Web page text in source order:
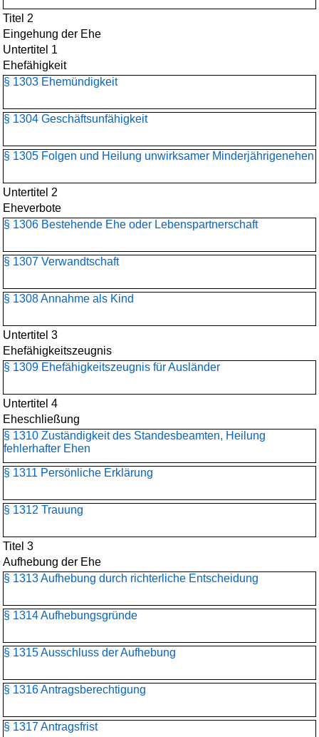
Titel 2
Eingehung der Ehe
Untertitel 1
Ehefähigkeit
§ 1303 Ehemündigkeit
§ 1304 Geschäftsunfähigkeit
§ 1305 Folgen und Heilung unwirksamer Minderjährigenehen
Untertitel 2
Eheverbote
§ 1306 Bestehende Ehe oder Lebenspartnerschaft
§ 1307 Verwandtschaft
§ 1308 Annahme als Kind
Untertitel 3
Ehefähigkeitszeugnis
§ 1309 Ehefähigkeitszeugnis für Ausländer
Untertitel 4
Eheschließung
§ 1310 Zuständigkeit des Standesbeamten, Heilung
fehlerhafter Ehen
§ 1311 Persönliche Erklärung
§ 1312 Trauung
Titel 3
Aufhebung der Ehe
§ 1313 Aufhebung durch richterliche Entscheidung
§ 1314 Aufhebungsgründe
§ 1315 Ausschluss der Aufhebung
§ 1316 Antragsberechtigung
§ 1317 Antragsfrist